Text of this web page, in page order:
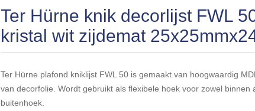
Ter Hürne knik decorlijst FWL
kristal wit zijdemat
Ter Hürne plafond kniklijst FWL 50 is gemaakt van hoogwaardig
van decorfolie. Wordt gebruikt als flexibele hoek voor zowel binnen
buitenhoek.